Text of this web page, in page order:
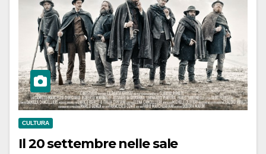
CULTURA
Il 20 settembre nelle sale